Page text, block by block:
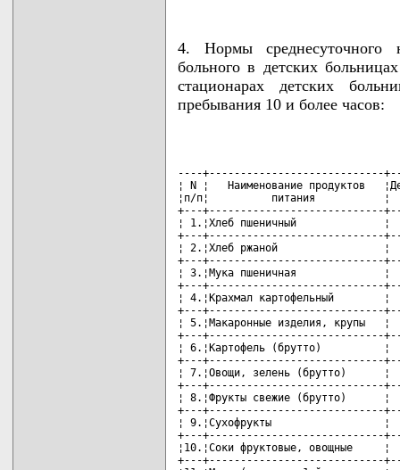
4. Нормы среднесуточного
больного в детских
стационарах детских
пребывания 10 и более часов:
----+----------------------------
¦ N ¦   Наименование продуктов
¦п/п¦          питания           ¦
+---+----------------------------
¦ 1.¦Хлеб пшеничный
+---+----------------------------
¦ 2.¦Хлеб ржаной
+---+----------------------------
¦ 3.¦Мука пшеничная
+---+----------------------------
¦ 4.¦Крахмал картофельный
+---+----------------------------
¦ 5.¦Макаронные изделия,
+---+----------------------------
¦ 6.¦Картофель (брутто)
+---+----------------------------
¦ 7.¦Овощи, зелень (брутто)
+---+----------------------------
¦ 8.¦Фрукты свежие (брутто)
+---+----------------------------
¦ 9.¦Сухофрукты
+---+----------------------------
¦10.¦Соки фруктовые, овощные
+---+----------------------------